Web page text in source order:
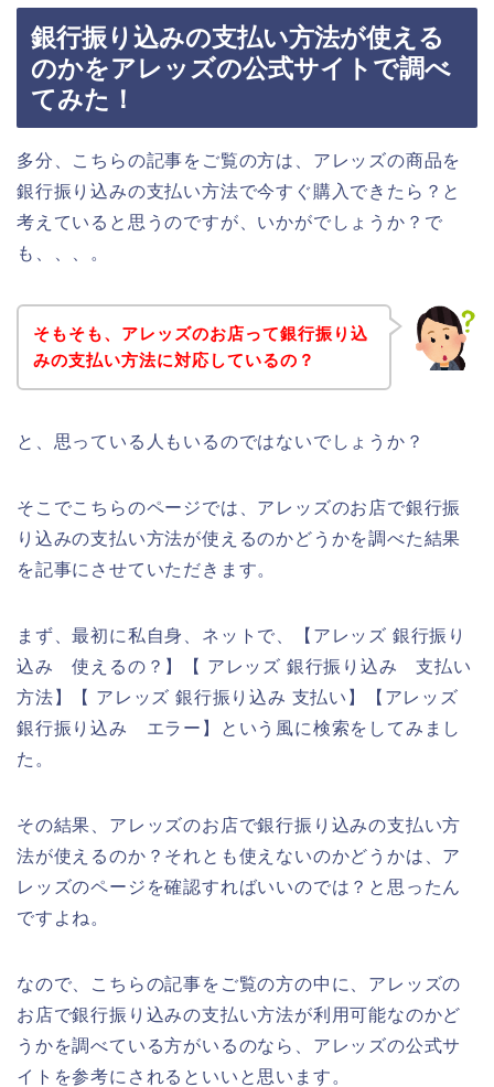
銀行振り込みの支払い方法が使える
のかをアレッズの公式サイトで調べ
てみた！
多分、こちらの記事をご覧の方は、アレッズの商品を
銀行振り込みの支払い方法で今すぐ購入できたら？と
考えていると思うのですが、いかがでしょうか？で
も、、、。
そもそも、アレッズのお店って銀行振り込
みの支払い方法に対応しているの？
と、思っている人もいるのではないでしょうか？
そこでこちらのページでは、アレッズのお店で銀行振
り込みの支払い方法が使えるのかどうかを調べた結果
を記事にさせていただきます。
まず、最初に私自身、ネットで、【アレッズ 銀行振り
込み 使えるの？】【 アレッズ 銀行振り込み 支払い
方法】【 アレッズ 銀行振り込み 支払い】【アレッズ
銀行振り込み エラー】という風に検索をしてみまし
た。
その結果、アレッズのお店で銀行振り込みの支払い方
法が使えるのか？それとも使えないのかどうかは、ア
レッズのページを確認すればいいのでは？と思ったん
ですよね。
なので、こちらの記事をご覧の方の中に、アレッズの
お店で銀行振り込みの支払い方法が利用可能なのかど
うかを調べている方がいるのなら、アレッズの公式サ
イトを参考にされるといいと思います。